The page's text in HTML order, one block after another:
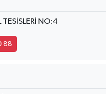
TESİSLERİ NO:4
88